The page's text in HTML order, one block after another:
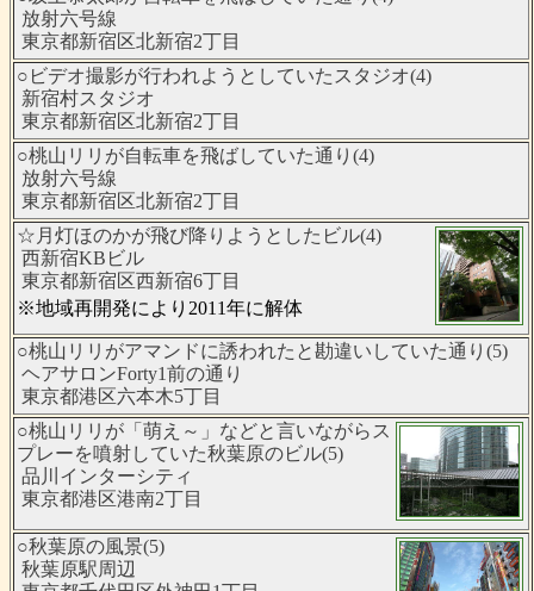
放射六号線
東京都新宿区北新宿2丁目
○ビデオ撮影が行われようとしていたスタジオ(4)
新宿村スタジオ
東京都新宿区北新宿2丁目
○桃山リリが自転車を飛ばしていた通り(4)
放射六号線
東京都新宿区北新宿2丁目
☆月灯ほのかが飛び降りようとしたビル(4)
西新宿KBビル
東京都新宿区西新宿6丁目
※地域再開発により2011年に解体
○桃山リリがアマンドに誘われたと勘違いしていた通り(5)
ヘアサロンForty1前の通り
東京都港区六本木5丁目
○桃山リリが「萌え～」などと言いながらス
プレーを噴射していた秋葉原のビル(5)
品川インターシティ
東京都港区港南2丁目
○秋葉原の風景(5)
秋葉原駅周辺